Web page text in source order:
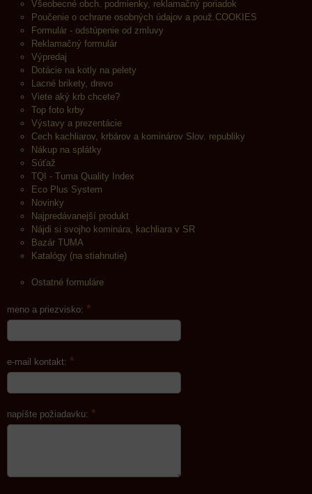
Všeobecné obch. podmienky, reklamačný poriadok
Poučenie o ochrane osobných údajov a použ.COOKIES
Formulár - odstúpenie od zmluvy
Reklamačný formulár
Výpredaj
Dotácie na kotly na pelety
Lacné brikety, drevo
Viete aký krb chcete?
Top foto krby
Výstavy a prezentácie
Cech kachliarov, krbárov a kominárov Slov. republiky
Nákup na splátky
Súťaž
TQI - Tuma Quality Index
Eco Plus System
Novinky
Najpredávanejší produkt
Nájdi si svojho kominára, kachliara v SR
Bazár TUMA
Katalógy (na stiahnutie)
Ostatné formuláre
meno a priezvisko: *
e-mail kontakt: *
napíšte požiadavku: *